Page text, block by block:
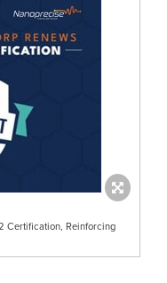
Certification, Reinforcing